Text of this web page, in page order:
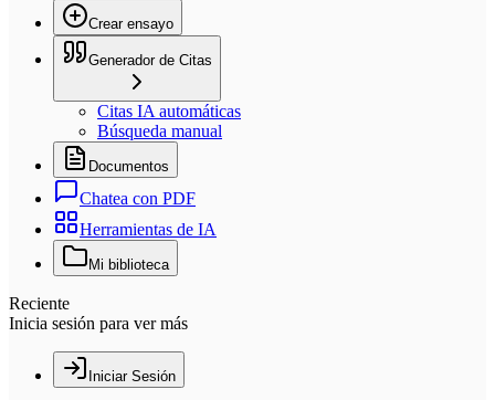
Crear ensayo
Generador de Citas
Citas IA automáticas
Búsqueda manual
Documentos
Chatea con PDF
Herramientas de IA
Mi biblioteca
Reciente
Inicia sesión para ver más
Iniciar Sesión